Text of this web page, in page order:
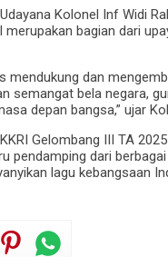
Kolonel Inf Widi
merupakan bagian dari
mendukung dan
semangat bela negara,
depan bangsa,” ujar
Gelombang III TA
pendamping dari
lagu kebangsaan